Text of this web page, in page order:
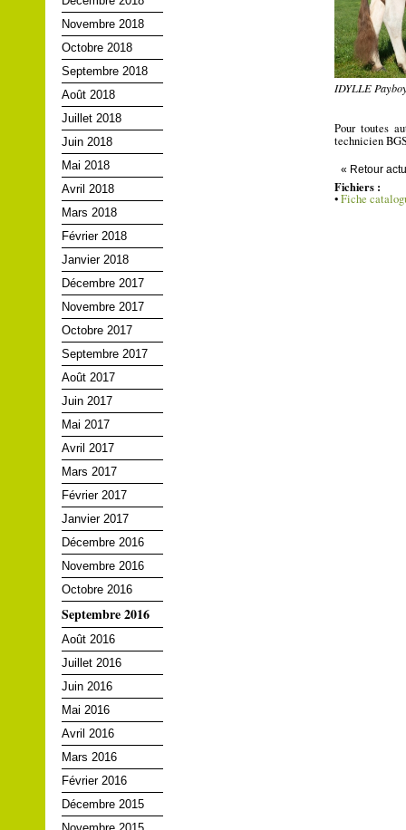
Novembre 2018
Octobre 2018
Septembre 2018
Août 2018
Juillet 2018
Juin 2018
Mai 2018
Avril 2018
Mars 2018
Février 2018
Janvier 2018
Décembre 2017
Novembre 2017
Octobre 2017
Septembre 2017
Août 2017
Juin 2017
Mai 2017
Avril 2017
Mars 2017
Février 2017
Janvier 2017
Décembre 2016
Novembre 2016
Octobre 2016
Septembre 2016
Août 2016
Juillet 2016
Juin 2016
Mai 2016
Avril 2016
Mars 2016
Février 2016
Décembre 2015
IDYLLE
Pour toutes
technicien
« Retour
Fichiers :
•Fiche